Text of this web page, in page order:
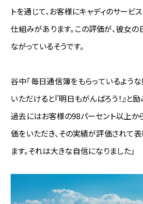
トを通じて、お客様にキャディのサービ
仕組みがあります。この評価が、彼女
ながっているそうです。
谷中―――「毎日通信簿をもらっているよう
いただけると『明日もがんばろう！』と励
過去にはお客様の98パーセント以上か
価をいただき、その実績が評価されて
ます。それは大きな自信になりました」